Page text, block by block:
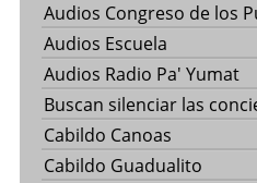
Audios Congreso de los
Audios Escuela
Audios Radio Pa' Yumat
Buscan silenciar las
Cabildo Canoas
Cabildo Guadualito